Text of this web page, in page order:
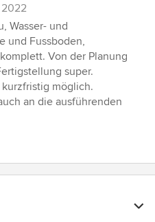
Wasser- und
und Fussboden,
Von der Planung
super.
möglich.
an die ausführenden